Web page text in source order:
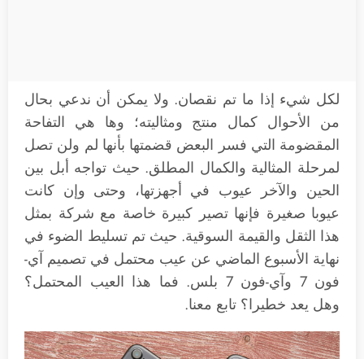
لكل شيء إذا ما تم نقصان. ولا يمكن أن ندعي بحال
من الأحوال كمال منتج ومثاليته؛ وها هي التفاحة
المقضومة التي فسر البعض قضمتها بأنها لم ولن تصل
لمرحلة المثالية والكمال المطلق. حيث تواجه أبل بين
الحين والآخر عيوب في أجهزتها، وحتى وإن كانت
عيوبا صغيرة فإنها تصير كبيرة خاصة مع شركة بمثل
هذا الثقل والقيمة السوقية. حيث تم تسليط الضوء في
نهاية الأسبوع الماضي عن عيب محتمل في تصميم آي-
فون 7 وآي-فون 7 بلس. فما هذا العيب المحتمل؟
وهل يعد خطيرا؟ تابع معنا.